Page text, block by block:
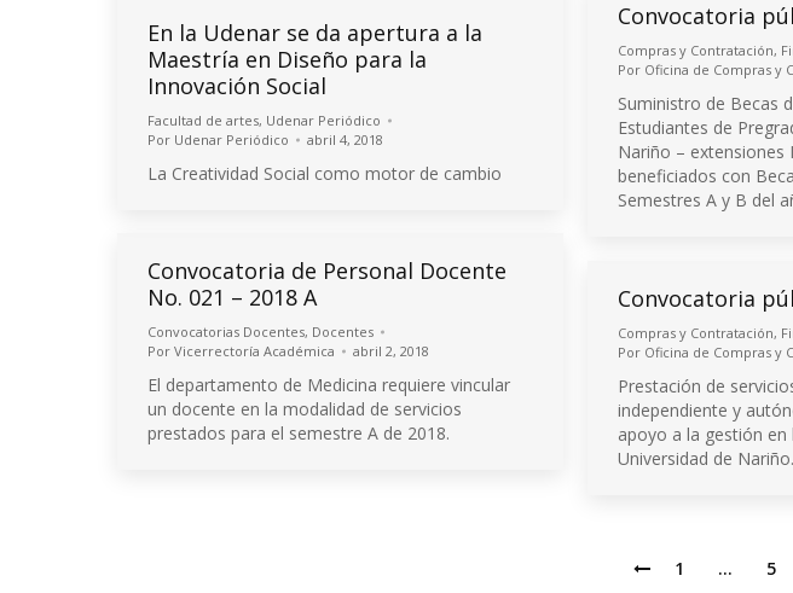
En la Udenar se da apertura a la
Maestría en Diseño para la
Innovación Social
Facultad de artes, Udenar Periódico
Por Udenar Periódico abril 4, 2018
La Creatividad Social como motor de cambio
Convocatoria
Compras y Contratación,
Por Oficina de Compras y
Suministro de Becas
Estudiantes de
Nariño – extensiones
beneficiados con
Semestres A y B del
Convocatoria de Personal Docente
No. 021 – 2018 A
Convocatorias Docentes, Docentes
Por Vicerrectoría Académica abril 2, 2018
El departamento de Medicina requiere vincular
un docente en la modalidad de servicios
prestados para el semestre A de 2018.
Convocatoria
Compras y Contratación,
Por Oficina de Compras y
Prestación de
independiente y
apoyo a la gestión en
Universidad de Nariño.
1 … 5